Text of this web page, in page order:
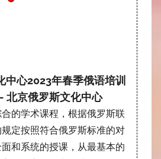
中心2023年春季俄语培训
北京俄罗斯文化中心
的学术课程，根据俄罗斯联
定按照符合俄罗斯标准的对
和系统的授课，从最基本的